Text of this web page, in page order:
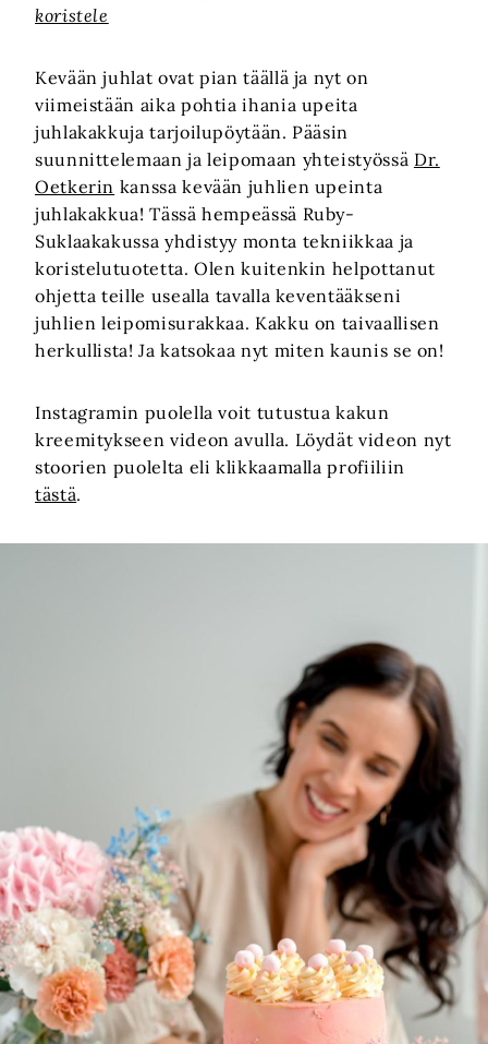
koristele
Kevään juhlat ovat pian täällä ja nyt on
viimeistään aika pohtia ihania upeita
juhlakakkuja tarjoilupöytään. Pääsin
suunnittelemaan ja leipomaan yhteistyössä Dr.
Oetkerin kanssa kevään juhlien upeinta
juhlakakkua! Tässä hempeässä Ruby-
Suklaakakussa yhdistyy monta tekniikkaa ja
koristelutuotetta. Olen kuitenkin helpottanut
ohjetta teille usealla tavalla keventääkseni
juhlien leipomisurakkaa. Kakku on taivaallisen
herkullista! Ja katsokaa nyt miten kaunis se on!
Instagramin puolella voit tutustua kakun
kreemitykseen videon avulla. Löydät videon nyt
stoorien puolelta eli klikkaamalla profiiliin
tästä.